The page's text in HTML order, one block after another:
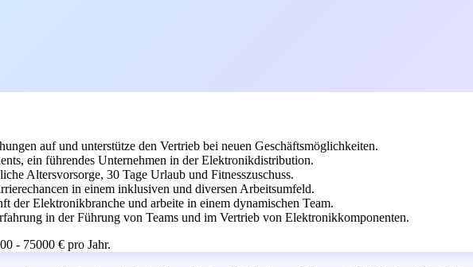
auf und unterstütze den Vertrieb bei neuen Geschäftsmöglichkeiten.
ein führendes Unternehmen in der Elektronikdistribution.
Altersvorsorge, 30 Tage Urlaub und Fitnesszuschuss.
in einem inklusiven und diversen Arbeitsumfeld.
der Elektronikbranche und arbeite in einem dynamischen Team.
in der Führung von Teams und im Vertrieb von Elektronikkomponenten.
- 75000 € pro Jahr.